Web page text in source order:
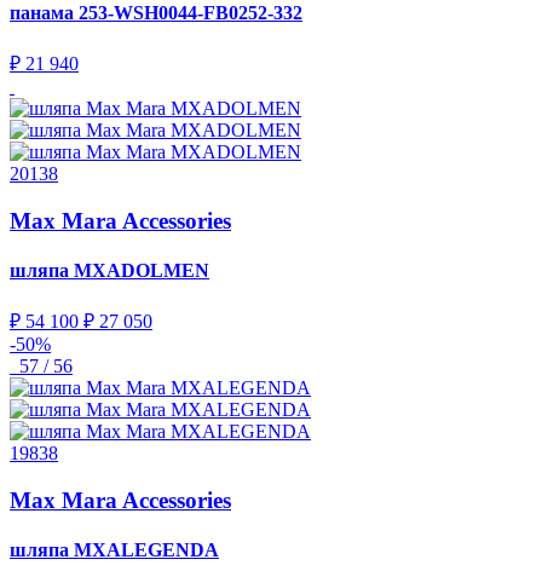
панама 253-WSH0044-FB0252-332
₽ 21 940
20138
Max Mara Accessories
шляпа MXADOLMEN
₽ 54 100 ₽ 27 050
-50%
57 / 56
19838
Max Mara Accessories
шляпа MXALEGENDA